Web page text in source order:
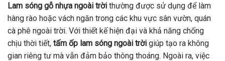
Lam sóng gỗ nhựa ngoài trời thường được sử dụng để làm
hàng rào hoặc vách ngăn trong các khu vực sân vườn, quán
cà phê ngoài trời. Với thiết kế hiện đại và khả năng chống
chịu thời tiết, tấm ốp lam sóng ngoài trời giúp tạo ra không
gian riêng tư mà vẫn đảm bảo thông thoáng. Ngoài ra, việc